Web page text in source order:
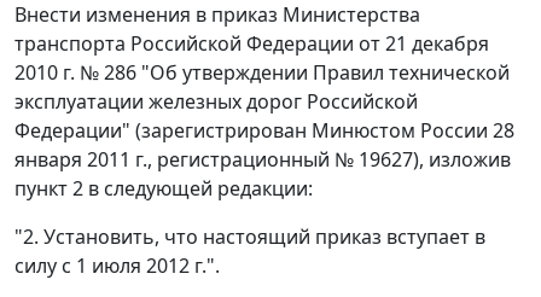
Внести изменения в приказ Министерства
транспорта Российской Федерации от 21 декабря
2010 г. № 286 "Об утверждении Правил технической
эксплуатации железных дорог Российской
Федерации" (зарегистрирован Минюстом России 28
января 2011 г., регистрационный № 19627), изложив
пункт 2 в следующей редакции:
"2. Установить, что настоящий приказ вступает в
силу с 1 июля 2012 г.".